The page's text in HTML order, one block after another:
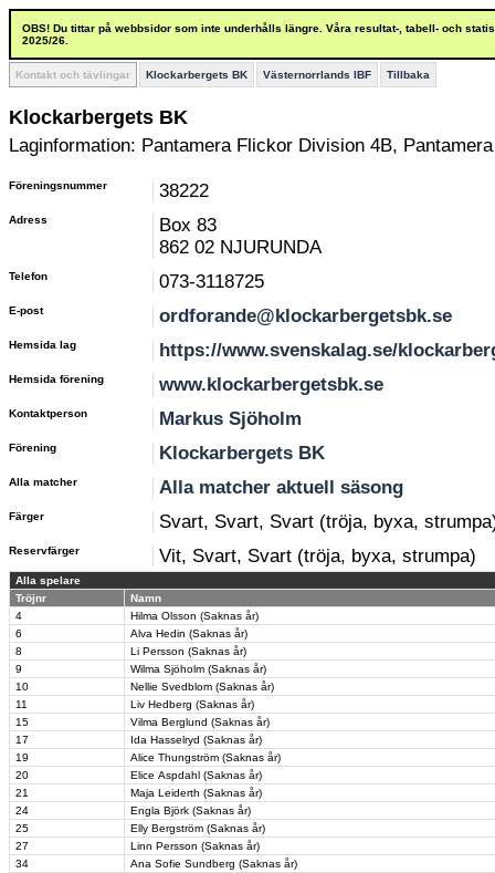
OBS! Du tittar på webbsidor som inte underhålls längre. Våra resultat-, tabell- och
2025/26.
Kontakt och tävlingar Klockarbergets BK Västernorrlands IBF Tillbaka
Klockarbergets BK
Laginformation: Pantamera Flickor Division 4B,
Föreningsnummer 38222
Adress
Box 83
862 02 NJURUNDA
Telefon 073-3118725
E-post ordforande@klockarbergetsbk.se
Hemsida lag https://www.svenskalag.se/
Hemsida förening www.klockarbergetsbk.se
Kontaktperson Markus Sjöholm
Förening Klockarbergets BK
Alla matcher Alla matcher aktuell säsong
Färger Svart, Svart, Svart (tröja, byxa,
Reservfärger Vit, Svart, Svart (tröja, byxa, strumpa)
Alla spelare
Tröjnr
Namn
4
Hilma Olsson (Saknas år)
6
Alva Hedin (Saknas år)
8
Li Persson (Saknas år)
9
Wilma Sjöholm (Saknas år)
10
Nellie Svedblom (Saknas år)
11
Liv Hedberg (Saknas år)
15
Vilma Berglund (Saknas år)
17
Ida Hasselryd (Saknas år)
19
Alice Thungström (Saknas år)
20
Elice Aspdahl (Saknas år)
21
Maja Leiderth (Saknas år)
24
Engla Björk (Saknas år)
25
Elly Bergström (Saknas år)
27
Linn Persson (Saknas år)
34
Ana Sofie Sundberg (Saknas år)